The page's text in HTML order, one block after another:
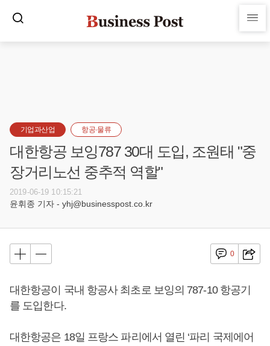
기업과산업 항공·물류
대한항공 보잉787 30대 도입, 조원태 "중
장거리노선 중추적 역할"
2019-06-19 10:15:21
윤휘종 기자 - yhj@businesspost.co.kr
0
대한항공이 국내 항공사 최초로 보잉의 787-10 항공기
를 도입한다.
대한항공은 18일 프랑스 파리에서 열린 ‘파리 국제에어